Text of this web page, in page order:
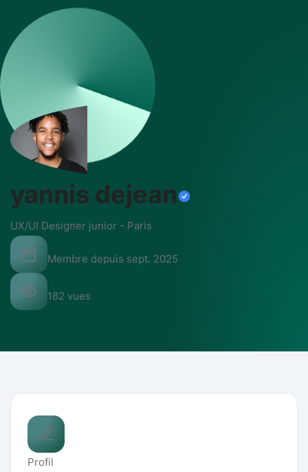
yannis dejean
UX/UI Designer junior - Paris
Membre depuis sept. 2025
182 vues
Profil